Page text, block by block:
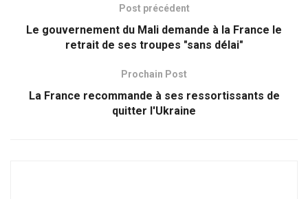
Post précédent
Le gouvernement du Mali demande à la France le
retrait de ses troupes "sans délai"
Prochain Post
La France recommande à ses ressortissants de
quitter l'Ukraine